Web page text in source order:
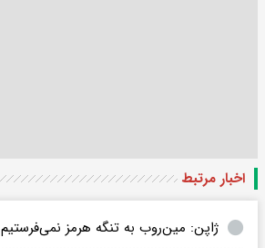
اخبار مرتبط
ژاپن: مین‌روب به تنگه هرمز نمی‌فرستیم